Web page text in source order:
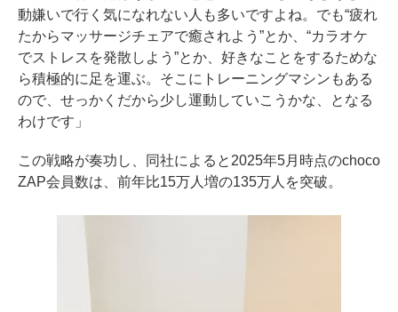
動嫌いで行く気になれない人も多いですよね。でも“疲れ
たからマッサージチェアで癒されよう”とか、“カラオケ
でストレスを発散しよう”とか、好きなことをするためな
ら積極的に足を運ぶ。そこにトレーニングマシンもある
ので、せっかくだから少し運動していこうかな、となる
わけです」
この戦略が奏功し、同社によると2025年5月時点のchoco
ZAP会員数は、前年比15万人増の135万人を突破。